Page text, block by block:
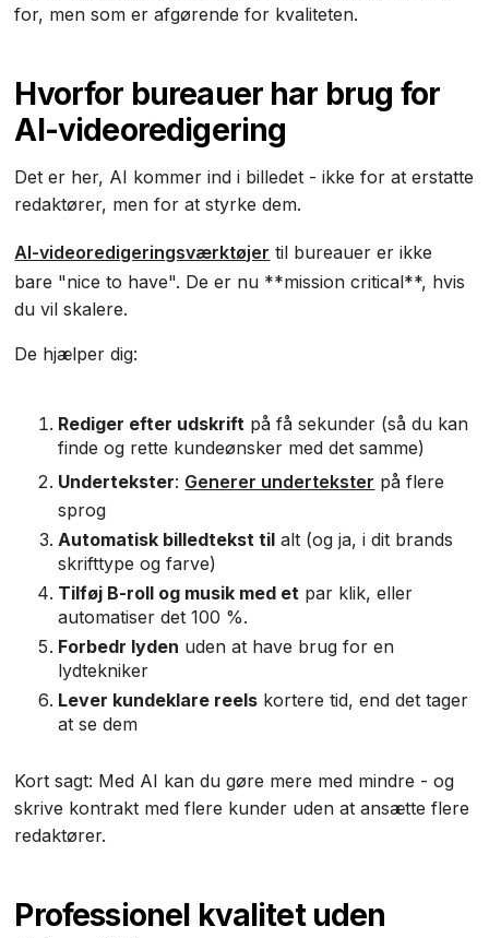
for, men som er afgørende for kvaliteten.
Hvorfor bureauer har brug for
AI-videoredigering
Det er her, AI kommer ind i billedet - ikke for at erstatte
redaktører, men for at styrke dem.
AI-videoredigeringsværktøjer til bureauer er ikke
bare "nice to have". De er nu **mission critical**, hvis
du vil skalere.
De hjælper dig:
Rediger efter udskrift på få sekunder (så du kan
finde og rette kundeønsker med det samme)
Undertekster: Generer undertekster på flere
sprog
Automatisk billedtekst til alt (og ja, i dit brands
skrifttype og farve)
Tilføj B-roll og musik med et par klik, eller
automatiser det 100 %.
Forbedr lyden uden at have brug for en
lydtekniker
Lever kundeklare reels kortere tid, end det tager
at se dem
Kort sagt: Med AI kan du gøre mere med mindre - og
skrive kontrakt med flere kunder uden at ansætte flere
redaktører.
Professionel kvalitet uden